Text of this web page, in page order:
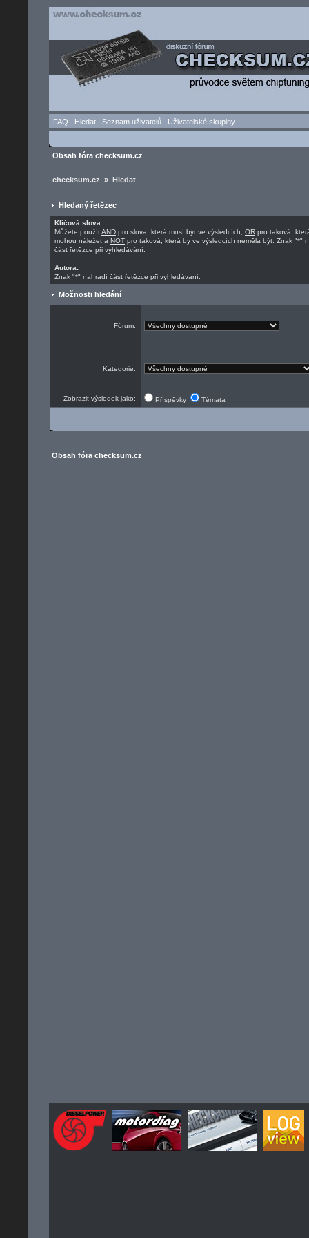
FAQ Hledat Seznam uživatelů Uživatelské skupiny
Obsah fóra checksum.cz
checksum.cz » Hledat
Hledaný řetězec
Klíčová slova:
Můžete použítAND pro slova, která musí být ve výsledcích, OR pro taková,
mohou náležet a NOT pro taková, která by ve výsledcích neměla být. Znak "*"
část řetězce při vyhledávání.
Autora:
Znak "*" nahradí část řetězce při vyhledávání.
Možnosti hledání
Fórum:
Kategorie:
Zobrazit výsledek jako: Příspěvky Témata
Obsah fóra checksum.cz